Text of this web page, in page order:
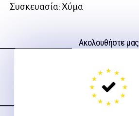
Συσκευασία: Χύμα
Ακολουθήστε μας